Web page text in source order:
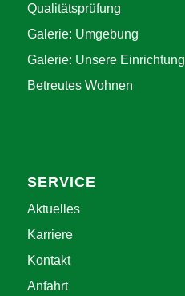
Qualitätsprüfung
Galerie: Umgebung
Galerie: Unsere Einrichtung
Betreutes Wohnen
SERVICE
Aktuelles
Karriere
Kontakt
Anfahrt